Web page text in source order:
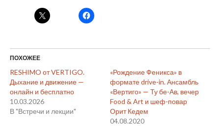
ПОХОЖЕЕ
RESHIMO от VERTIGO.
Дыхание и движение —
онлайн и бесплатно
10.03.2026
В "Встречи и лекции"
«Рождение Феникса» в
формате drive-in. Ансамбль
«Вертиго» — Ту бе-Ав, вечер
Food & Art и шеф-повар
Орит Кедем
04.08.2020